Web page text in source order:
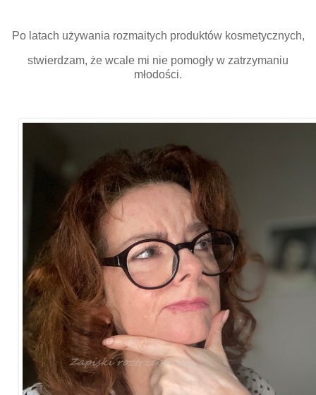
Po latach używania rozmaitych produktów kosmetycznych,
stwierdzam, że wcale mi nie pomogły w zatrzymaniu
młodości.